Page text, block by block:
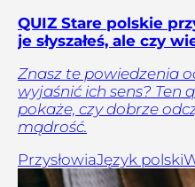
QUIZ Stare polskie
je słyszałeś, ale czy
Znasz te powiedzenia
wyjaśnić ich sens? Ten
pokaże, czy dobrze
mądrość.
PrzysłowiaJęzyk polski